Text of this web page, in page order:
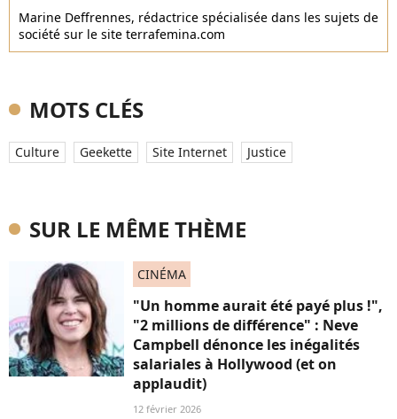
Marine Deffrennes, rédactrice spécialisée dans les sujets de
société sur le site terrafemina.com
MOTS CLÉS
Culture Geekette Site Internet Justice
SUR LE MÊME THÈME
CINÉMA
"Un homme aurait été payé plus !",
"2 millions de différence" : Neve
Campbell dénonce les inégalités
salariales à Hollywood (et on
applaudit)
12 février 2026